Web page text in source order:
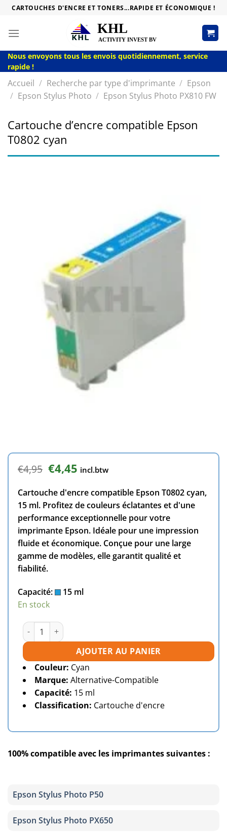
Passer
contenu
CARTOUCHES D'ENCRE ET TONERS...RAPIDE ET ÉCONOMIQUE !
Nous envoyons tous les envois quotidiennement, service
rapide !
Accueil / Recherche par type d'imprimante / Epson
/ Epson Stylus Photo / Epson Stylus Photo PX810 FW
Cartouche d’encre compatible Epson
T0802 cyan
€4,95 Le
prix
initial
était :
€4,95.
€4,45Le
prix
est :
€4,45.
incl.btw
Cartouche d'encre compatible Epson T0802 cyan,
15 ml. Profitez de couleurs éclatantes et d'une
performance exceptionnelle pour votre
imprimante Epson. Idéale pour une impression
fluide et économique. Conçue pour une large
gamme de modèles, elle garantit qualité et
fiabilité.
Capacité:
15 ml
En stock
quantité de Cartouche d'encre compatible Epson T0802
AJOUTER AU PANIER
Couleur: Cyan
Marque: Alternative-Compatible
Capacité: 15 ml
Classification: Cartouche d'encre
100% compatible avec les imprimantes suivantes :
Epson Stylus Photo P50
Epson Stylus Photo PX650